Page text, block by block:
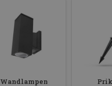
Wandlampen